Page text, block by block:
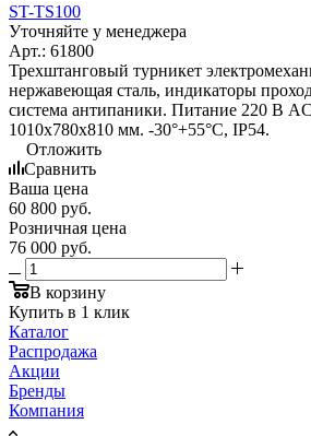
ST-TS100
Уточняйте у менеджера
Арт.: 61800
Трехштанговый турникет
нержавеющая сталь, индикаторы
система антипаники. Питание 220 В
1010х780х810 мм. -30°+55°С, IP54.
Отложить
Сравнить
Ваша цена
60 800 руб.
Розничная цена
76 000 руб.
В корзину
Купить в 1 клик
Каталог
Распродажа
Акции
Бренды
Компания